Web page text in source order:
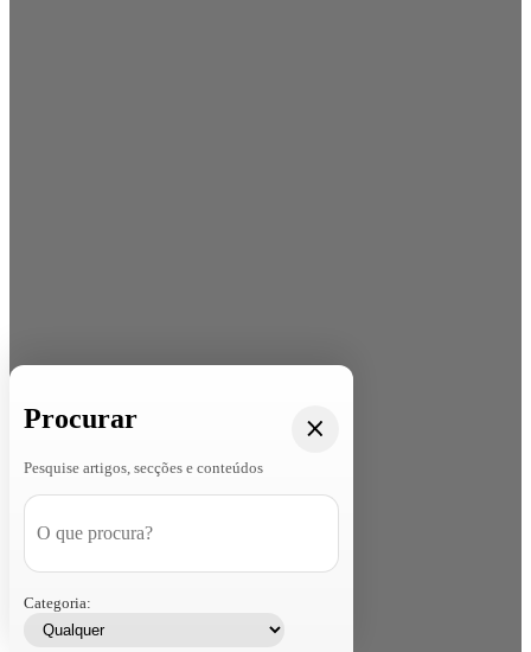
Procurar
Pesquise artigos, secções e conteúdos
Categoria: